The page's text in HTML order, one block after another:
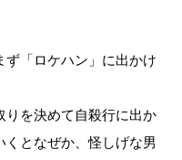
ず「ロケハン」に出かけ
りを決めて自殺行に出か
となぜか、怪しげな男